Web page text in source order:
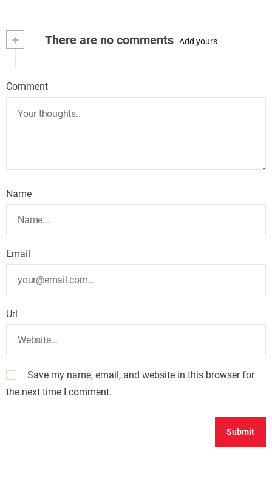
+ There are no comments Add yours
Comment
Name
Email
Url
Save my name, email, and website in this browser for
the next time I comment.